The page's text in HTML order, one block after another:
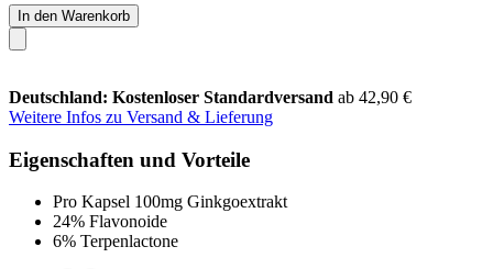
In den Warenkorb
Deutschland: Kostenloser Standardversand ab 42,90 €
Weitere Infos zu Versand & Lieferung
Eigenschaften und Vorteile
Pro Kapsel 100mg Ginkgoextrakt
24% Flavonoide
6% Terpenlactone